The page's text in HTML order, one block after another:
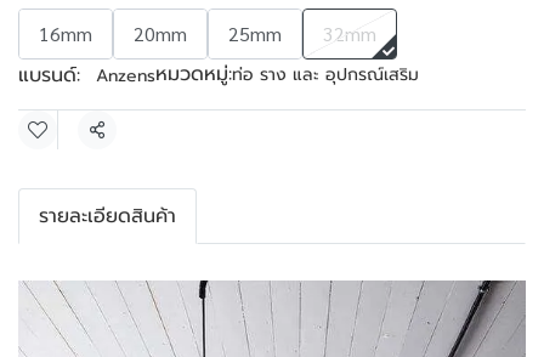
16mm 20mm 25mm 32mm
แบรนด์: Anzensหมวดหมู่:ท่อ ราง และ อุปกรณ์เสริม
แชร์
รายละเอียดสินค้า